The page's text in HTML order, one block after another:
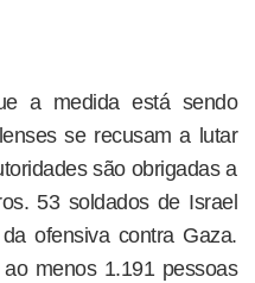
a medida está sendo
se recusam a lutar
são obrigadas a
53 soldados de Israel
ofensiva contra Gaza.
menos 1.191 pessoas